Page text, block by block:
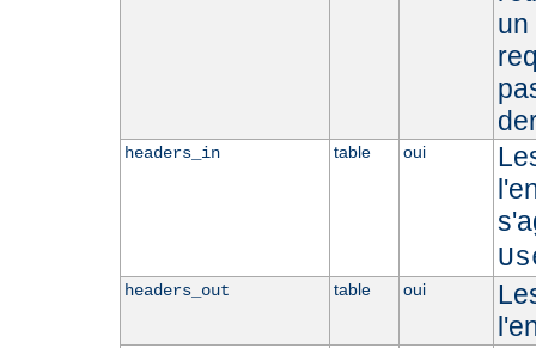
un
headers_in table oui
headers_out table oui